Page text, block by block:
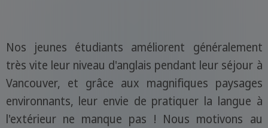
Nos jeunes étudiants améliorent généralement
très vite leur niveau d'anglais pendant leur séjour à
Vancouver, et grâce aux magnifiques paysages
environnants, leur envie de pratiquer la langue à
l'extérieur ne manque pas ! Nous motivons au